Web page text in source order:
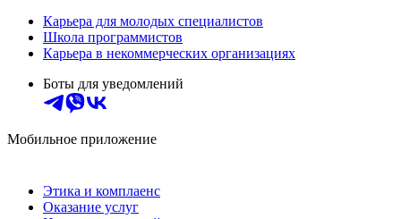
Карьера для молодых специалистов
Школа программистов
Карьера в некоммерческих организациях
Боты для уведомлений
Мобильное приложение
Этика и комплаенс
Оказание услуг